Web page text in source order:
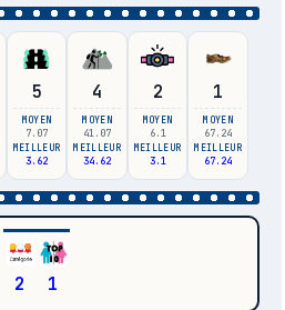
5
MOYEN
7.07
MEILLEUR
3.62
4
MOYEN
41.07
MEILLEUR
34.62
2
MOYEN
6.1
MEILLEUR
3.1
1
MOYEN
67.24
MEILLEUR
67.24
2 1